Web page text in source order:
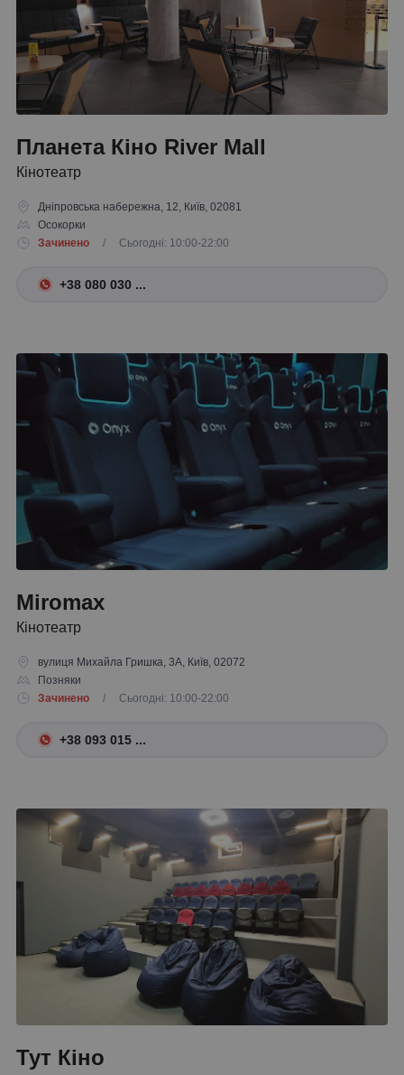
Планета Кіно River Mall
Кінотеатр
Дніпровська набережна, 12, Київ, 02081
Осокорки
Зачинено
/ Сьогодні: 10:00-22:00
+38 080 030 ...
Miromax
Кінотеатр
вулиця Михайла Гришка, 3А, Київ, 02072
Позняки
Зачинено
/ Сьогодні: 10:00-22:00
+38 093 015 ...
Тут Кіно